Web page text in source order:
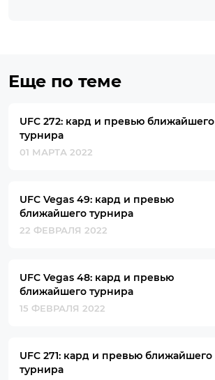
Еще по теме
UFC 272: кард и превью ближайшего
турнира
01 МАРТА 2022
UFC Vegas 49: кард и превью
ближайшего турнира
22 ФЕВРАЛЯ 2022
UFC Vegas 48: кард и превью
ближайшего турнира
15 ФЕВРАЛЯ 2022
UFC 271: кард и превью ближайшего
турнира